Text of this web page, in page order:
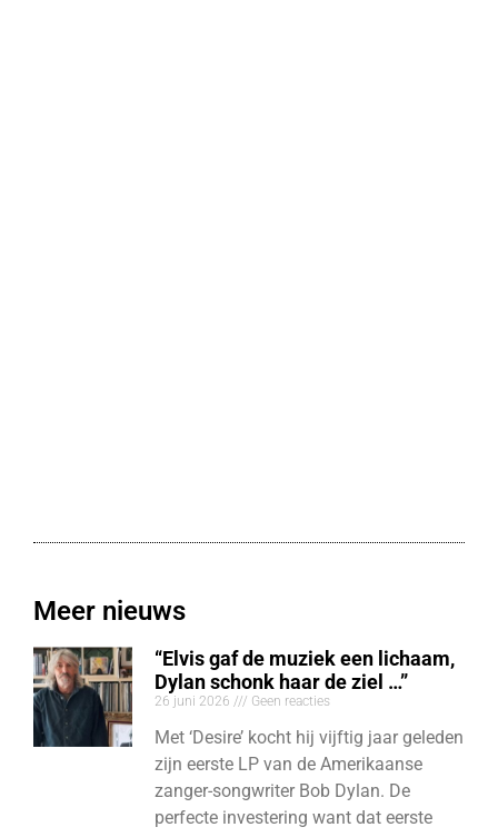
Meer nieuws
“Elvis gaf de muziek een lichaam,
Dylan schonk haar de ziel …”
26 juni 2026 Geen reacties
Met ‘Desire’ kocht hij vijftig jaar geleden
zijn eerste LP van de Amerikaanse
zanger-songwriter Bob Dylan. De
perfecte investering want dat eerste